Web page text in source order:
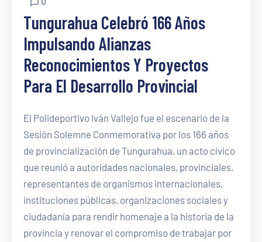
Tungurahua Celebró 166 Años
Impulsando Alianzas
Reconocimientos Y Proyectos
Para El Desarrollo Provincial
El Polideportivo Iván Vallejo fue el escenario de la
Sesión Solemne Conmemorativa por los 166 años
de provincialización de Tungurahua, un acto cívico
que reunió a autoridades nacionales, provinciales,
representantes de organismos internacionales,
instituciones públicas, organizaciones sociales y
ciudadanía para rendir homenaje a la historia de la
provincia y renovar el compromiso de trabajar por